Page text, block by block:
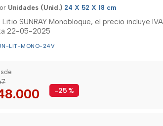
Unidades (Unid.) 24 X 52 X 18 cm
SUNRAY Monobloque, el precio incluye
22-05-2025
LIT-MONO-24V
-25 %